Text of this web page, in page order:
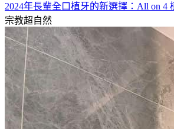
2024年長輩全口植牙的新選擇：All on 4
宗教超自然